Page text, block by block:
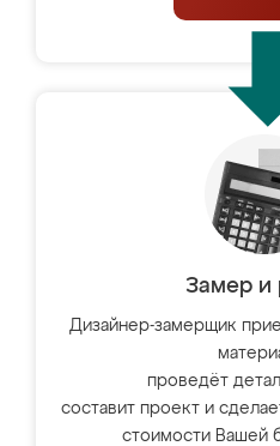
Замер и
Дизайнер-замерщик
проведёт
составит проект и
стоимости Вашей